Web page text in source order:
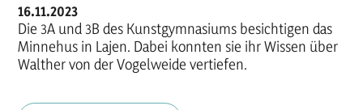
16.11.2023
Die 3A und 3B des Kunstgymnasiums besichtigen das
Minnehus in Lajen. Dabei konnten sie ihr Wissen über
Walther von der Vogelweide vertiefen.